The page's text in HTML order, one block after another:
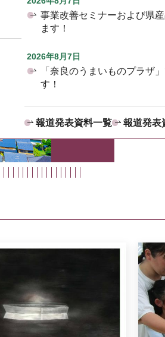
事業改善セミナーおよび県
ます！
2026年8月7日
「奈良のうまいものプラザ
す！
報道発表資料一覧 報道発表